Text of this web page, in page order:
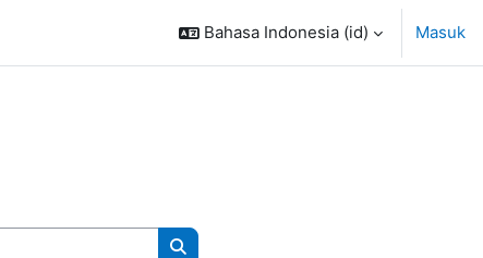
Bahasa Indonesia ‎(id)‎ Masuk